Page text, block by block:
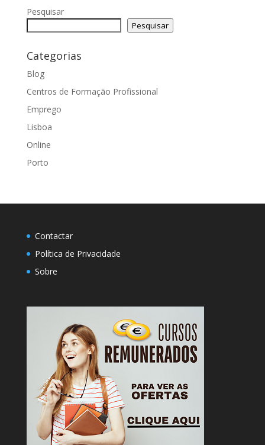
Pesquisar
Pesquisar
Categorias
Blog
Centros de Formação Profissional
Emprego
Lisboa
Online
Porto
Contactar
Política de Privacidade
Sobre